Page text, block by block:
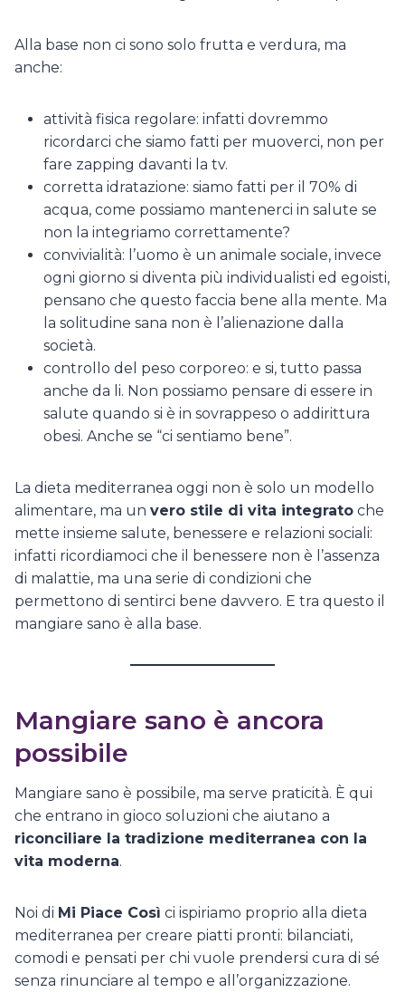
Alla base non ci sono solo frutta e verdura, ma
anche:
attività fisica regolare: infatti dovremmo
ricordarci che siamo fatti per muoverci, non per
fare zapping davanti la tv.
corretta idratazione: siamo fatti per il 70% di
acqua, come possiamo mantenerci in salute se
non la integriamo correttamente?
convivialità: l’uomo è un animale sociale, invece
ogni giorno si diventa più individualisti ed egoisti,
pensano che questo faccia bene alla mente. Ma
la solitudine sana non è l’alienazione dalla
società.
controllo del peso corporeo: e si, tutto passa
anche da li. Non possiamo pensare di essere in
salute quando si è in sovrappeso o addirittura
obesi. Anche se “ci sentiamo bene”.
La dieta mediterranea oggi non è solo un modello
alimentare, ma un vero stile di vita integrato che
mette insieme salute, benessere e relazioni sociali:
infatti ricordiamoci che il benessere non è l’assenza
di malattie, ma una serie di condizioni che
permettono di sentirci bene davvero. E tra questo il
mangiare sano è alla base.
Mangiare sano è ancora
possibile
Mangiare sano è possibile, ma serve praticità. È qui
che entrano in gioco soluzioni che aiutano a
riconciliare la tradizione mediterranea con la
vita moderna.
Noi di Mi Piace Così ci ispiriamo proprio alla dieta
mediterranea per creare piatti pronti: bilanciati,
comodi e pensati per chi vuole prendersi cura di sé
senza rinunciare al tempo e all’organizzazione.